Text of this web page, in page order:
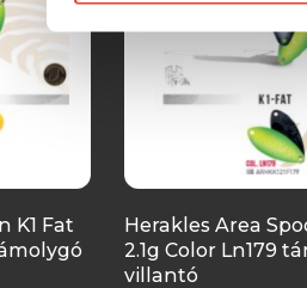
K1 Fat
Herakles Area
2.1g Color Ln179
villantó